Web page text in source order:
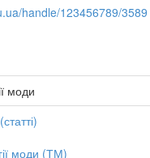
handle/123456789/3589
моди
моди (ТМ)